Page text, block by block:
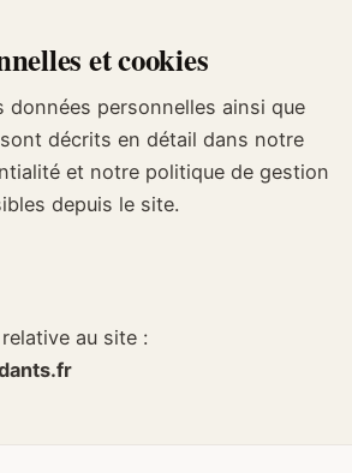
et cookies
données personnelles ainsi que
sont décrits en détail dans notre
et notre politique de gestion
depuis le site.
au site :